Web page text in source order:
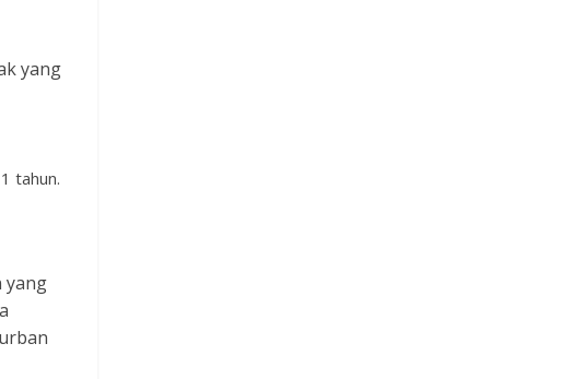
yang
tahun.
yang